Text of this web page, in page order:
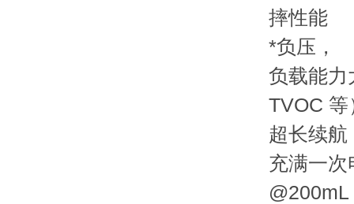
摔性能
*负压，
负载能力
TVOC 等
超长续航
充满一次
@200mL